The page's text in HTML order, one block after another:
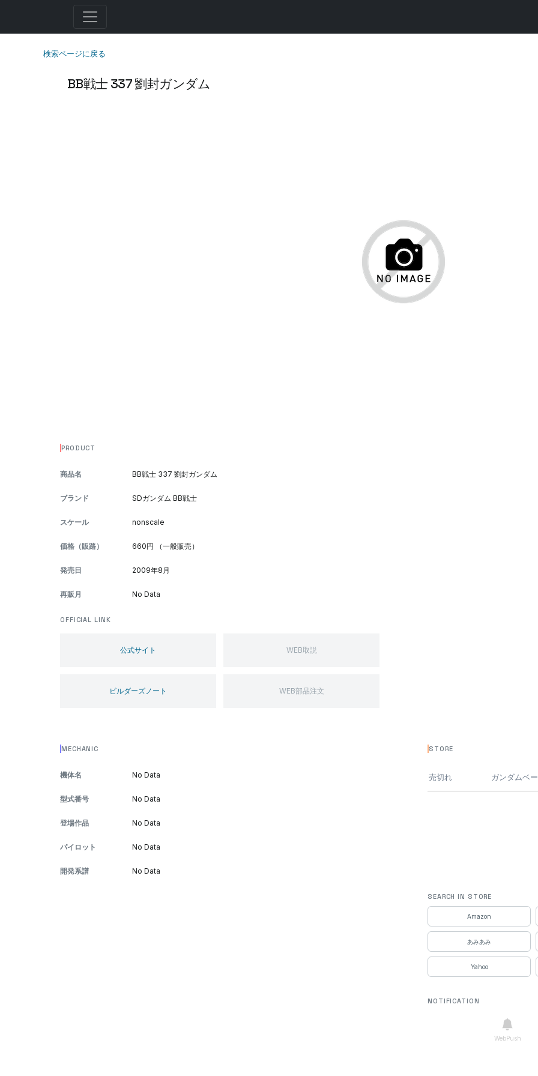
検索ページに戻る
BB戦士 337 劉封ガンダム
PRODUCT
商品名 BB戦士 337 劉封ガンダム
ブランド SDガンダム BB戦士
スケール nonscale
価格（販路） 660円 （一般販売）
発売日 2009年8月
再販月 No Data
OFFICIAL LINK
公式サイト WEB取説
ビルダーズノート WEB部品注文
MECHANIC
機体名 No Data
型式番号 No Data
登場作品 No Data
パイロット No Data
開発系譜 No Data
STORE
売切れ ガンダムベ
SEARCH IN STORE
Amazon
あみあみ
Yahoo
NOTIFICATION
WebPush